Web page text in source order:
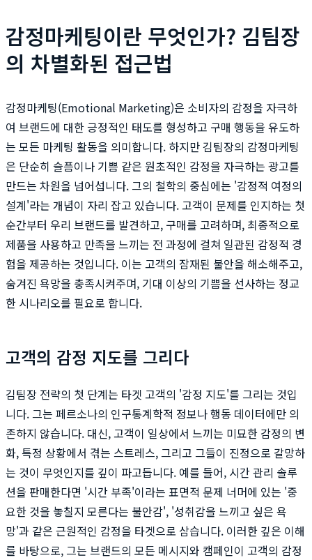
감정마케팅이란 무엇인가? 김팀장
의 차별화된 접근법
감정마케팅(Emotional Marketing)은 소비자의 감정을 자극하
여 브랜드에 대한 긍정적인 태도를 형성하고 구매 행동을 유도하
는 모든 마케팅 활동을 의미합니다. 하지만 김팀장의 감정마케팅
은 단순히 슬픔이나 기쁨 같은 원초적인 감정을 자극하는 광고를
만드는 차원을 넘어섭니다. 그의 철학의 중심에는 '감정적 여정의
설계'라는 개념이 자리 잡고 있습니다. 고객이 문제를 인지하는 첫
순간부터 우리 브랜드를 발견하고, 구매를 고려하며, 최종적으로
제품을 사용하고 만족을 느끼는 전 과정에 걸쳐 일관된 감정적 경
험을 제공하는 것입니다. 이는 고객의 잠재된 불안을 해소해주고,
숨겨진 욕망을 충족시켜주며, 기대 이상의 기쁨을 선사하는 정교
한 시나리오를 필요로 합니다.
고객의 감정 지도를 그리다
김팀장 전략의 첫 단계는 타겟 고객의 '감정 지도'를 그리는 것입
니다. 그는 페르소나의 인구통계학적 정보나 행동 데이터에만 의
존하지 않습니다. 대신, 고객이 일상에서 느끼는 미묘한 감정의 변
화, 특정 상황에서 겪는 스트레스, 그리고 그들이 진정으로 갈망하
는 것이 무엇인지를 깊이 파고듭니다. 예를 들어, 시간 관리 솔루
션을 판매한다면 '시간 부족'이라는 표면적 문제 너머에 있는 '중
요한 것을 놓칠지 모른다는 불안감', '성취감을 느끼고 싶은 욕
망'과 같은 근원적인 감정을 타겟으로 삼습니다. 이러한 깊은 이해
를 바탕으로, 그는 브랜드의 모든 메시지와 캠페인이 고객의 감정